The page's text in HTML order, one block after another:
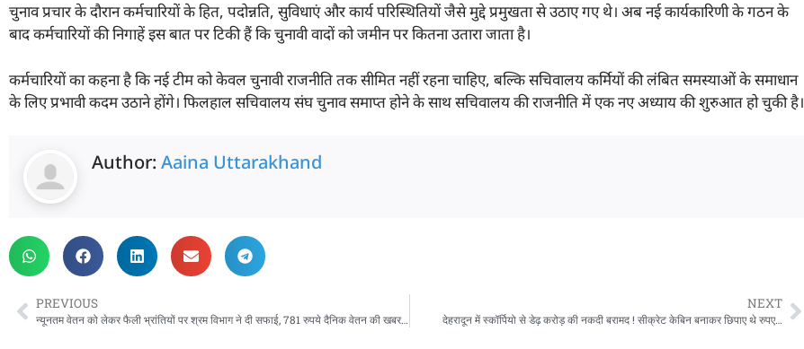
चुनाव प्रचार के दौरान कर्मचारियों के हित, पदोन्नति, सुविधाएं और कार्य परिस्थितियों जैसे मुद्दे प्रमुखता से उठाए गए थे। अब नई कार्यकारिणी के गठन के
बाद कर्मचारियों की निगाहें इस बात पर टिकी हैं कि चुनावी वादों को जमीन पर कितना उतारा जाता है।
कर्मचारियों का कहना है कि नई टीम को केवल चुनावी राजनीति तक सीमित नहीं रहना चाहिए, बल्कि सचिवालय कर्मियों की लंबित समस्याओं के समाधान
के लिए प्रभावी कदम उठाने होंगे। फिलहाल सचिवालय संघ चुनाव समाप्त होने के साथ सचिवालय की राजनीति में एक नए अध्याय की शुरुआत हो चुकी है।
Author: Aaina Uttarakhand
PREVIOUS
न्यूनतम वेतन को लेकर फैली भ्रांतियों पर श्रम विभाग ने दी सफाई, 781 रुपये दैनिक वेतन की खबर भ्रामक
NEXT
देहरादून में स्कॉर्पियो से डेढ़ करोड़ की नकदी बरामद ! सीक्रेट केबिन बनाकर छिपाए थे रुपए…